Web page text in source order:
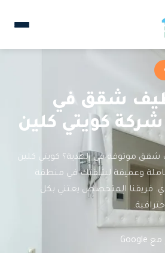
شقق في
كويتي كلين
موثوقة في الهدية؟ كويتي كلين
وعميقة لشقتك في منطقة
فريقنا المتخصص يعتني بكل